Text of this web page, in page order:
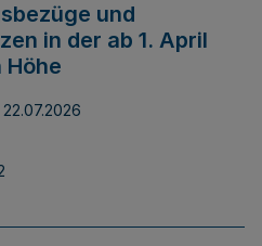
und
in der ab 1. April
22.07.2026